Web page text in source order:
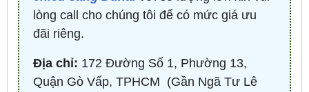
lòng call cho chúng tôi để có mức giá ưu
đãi riêng.
Địa chỉ: 172 Đường Số 1, Phường 13,
Quận Gò Vấp, TPHCM ​ (Gần Ngã Tư Lê